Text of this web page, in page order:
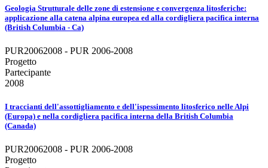
Geologia Strutturale delle zone di estensione e convergenza litosferiche:
applicazione alla catena alpina europea ed alla cordigliera pacifica interna
(British Columbia - Ca)
PUR20062008 - PUR 2006-2008
Progetto
Partecipante
2008
I traccianti dell'assottigliamento e dell'ispessimento litosferico nelle Alpi
(Europa) e nella cordigliera pacifica interna della British Columbia
(Canada)
PUR20062008 - PUR 2006-2008
Progetto